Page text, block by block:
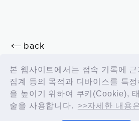
본 웹사이트에서는 접속 기록에 근
집계 등의 목적과 디바이스를 특
을 높이기 위하여 쿠키(Cookie),
술을 사용합니다.
>>자세한 내용
back